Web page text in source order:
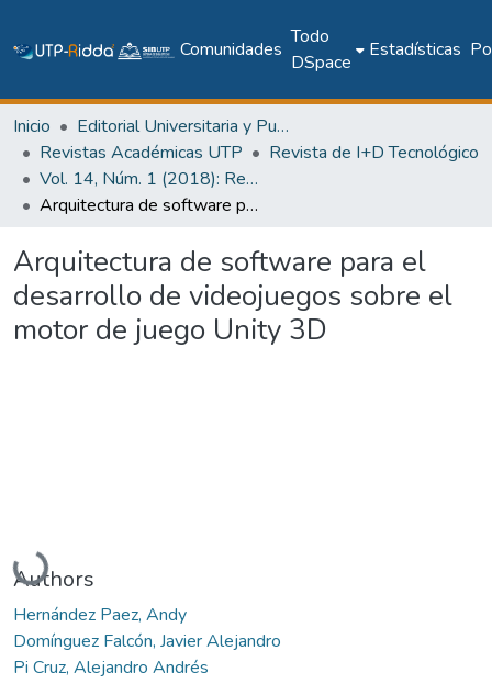
Comunidades
Todo
DSpace
Estadísticas
Inicio
Editorial Universitaria y Publicaciones Seriadas
Revistas Académicas UTP
Revista de I+D Tecnológico
Vol. 14, Núm. 1 (2018): Revista de I+D Tecnológico
Arquitectura de software para el desarrollo de videojuegos sobre el motor de juego Unity 3D
Arquitectura de software para el
desarrollo de videojuegos sobre el
motor de juego Unity 3D
Cargando...
Authors
Hernández Paez, Andy
Domínguez Falcón, Javier Alejandro
Pi Cruz, Alejandro Andrés